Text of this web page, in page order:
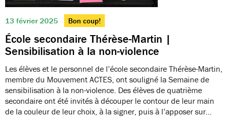
13 février 2025 Bon coup!
École secondaire Thérèse-Martin |
Sensibilisation à la non-violence
Les élèves et le personnel de l’école secondaire Thérèse-Martin,
membre du Mouvement ACTES, ont souligné la Semaine de
sensibilisation à la non-violence. Des élèves de quatrième
secondaire ont été invités à découper le contour de leur main
de la couleur de leur choix, à la signer, puis à l’apposer sur…